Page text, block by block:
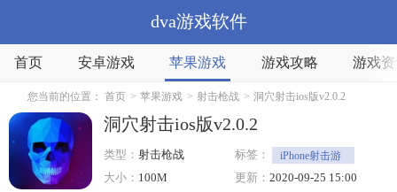
dva游戏软件
首页 安卓游戏 苹果游戏 游戏攻略 游戏
您当前的位置： 首页 > 苹果游戏 > 射击枪战 > 洞穴射击ios版v2.0.2
洞穴射击ios版v2.0.2
类型： 射击枪战 标签：
iPhone射击游
戏
射击
大小： 100M 更新： 2020-09-25 15:00